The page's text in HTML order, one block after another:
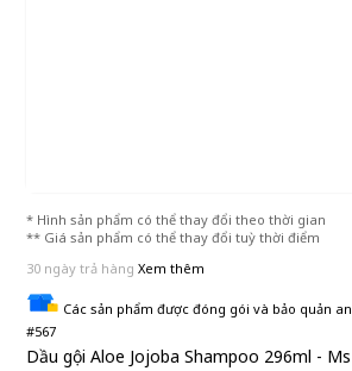
* Hình sản phẩm có thể thay đổi theo thời gian
** Giá sản phẩm có thể thay đổi tuỳ thời điểm
30 ngày trả hàng Xem thêm
Các sản phẩm được đóng gói và bảo quản
#567
Dầu gội Aloe Jojoba Shampoo 296ml -